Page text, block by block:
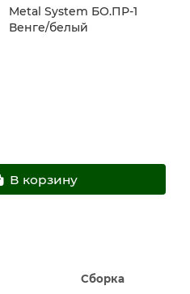
Metal System БО.ПР-1
Венге/белый
В корзину
Сборка